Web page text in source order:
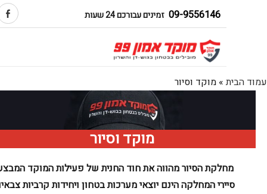
09-9556146זמינים עבורכם 24 שעות
»מוקד וסיור
מוקד וסיור
מחלקת הסיור מהווה את חוד החנית של פעילות המוקד המבצעי.
סיירי המחלקה הינם יוצאי מערכות בטחון ויחידות קרביות צבאיות.